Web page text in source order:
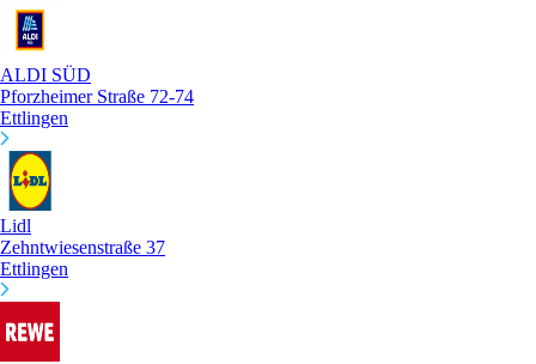
ALDI SÜD
Pforzheimer Straße 72-74
Ettlingen
Lidl
Zehntwiesenstraße 37
Ettlingen